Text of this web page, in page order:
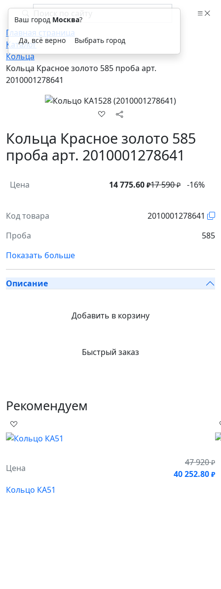
Главная страница
Каталог
Кольца
Кольца Красное золото 585 проба арт.
2010001278641
Кольца Красное золото 585
проба арт. 2010001278641
Цена 14 775.60 ₽17 590₽ -16%
Код товара
2010001278641
Проба
585
Показать больше
Описание
Добавить в корзину
Быстрый заказ
Рекомендуем
Цена
47 920₽
40 252.80 ₽
Кольцо КА51
Ваш город Москва?
Да, всё верно Выбрать город